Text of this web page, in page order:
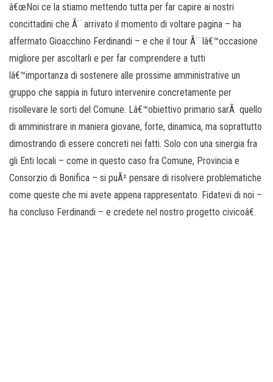
â€œNoi ce la stiamo mettendo tutta per far capire ai nostri
concittadini che Ã¨ arrivato il momento di voltare pagina – ha
affermato Gioacchino Ferdinandi – e che il tour Ã¨ lâ€™occasione
migliore per ascoltarli e per far comprendere a tutti
lâ€™importanza di sostenere alle prossime amministrative un
gruppo che sappia in futuro intervenire concretamente per
risollevare le sorti del Comune. Lâ€™obiettivo primario sarÃ quello
di amministrare in maniera giovane, forte, dinamica, ma soprattutto
dimostrando di essere concreti nei fatti. Solo con una sinergia fra
gli Enti locali – come in questo caso fra Comune, Provincia e
Consorzio di Bonifica – si puÃ² pensare di risolvere problematiche
come queste che mi avete appena rappresentato. Fidatevi di noi –
ha concluso Ferdinandi – e credete nel nostro progetto civicoâ€.